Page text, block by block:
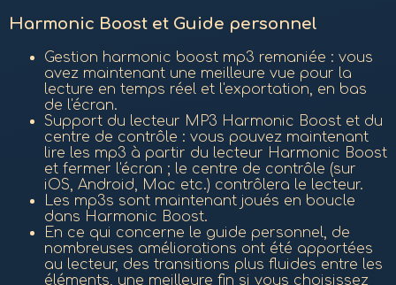
Harmonic Boost et Guide personnel
Gestion harmonic boost mp3 remaniée : vous
avez maintenant une meilleure vue pour la
lecture en temps réel et l'exportation, en bas
de l'écran.
Support du lecteur MP3 Harmonic Boost et du
centre de contrôle : vous pouvez maintenant
lire les mp3 à partir du lecteur Harmonic Boost
et fermer l'écran ; le centre de contrôle (sur
iOS, Android, Mac etc.) contrôlera le lecteur.
Les mp3s sont maintenant joués en boucle
dans Harmonic Boost.
En ce qui concerne le guide personnel, de
nombreuses améliorations ont été apportées
au lecteur, des transitions plus fluides entre les
éléments, une meilleure fin si vous choisissez